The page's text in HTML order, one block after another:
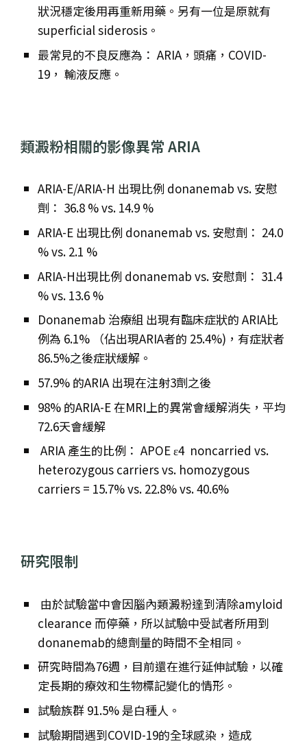
狀況穩定後用再重新用藥。另有一位是原就有
superficial siderosis。
最常見的不良反應為： ARIA，頭痛，COVID-
19， 輸液反應。
類澱粉相關的影像異常 ARIA
ARIA-E/ARIA-H 出現比例 donanemab vs. 安慰
劑： 36.8 % vs. 14.9 %
ARIA-E 出現比例 donanemab vs. 安慰劑： 24.0
% vs. 2.1 %
ARIA-H出現比例 donanemab vs. 安慰劑： 31.4
% vs. 13.6 %
Donanemab 治療組 出現有臨床症狀的 ARIA比
例為 6.1% （佔出現ARIA者的 25.4%)，有症狀者
86.5%之後症狀緩解。
57.9% 的ARIA 出現在注射3劑之後
98% 的ARIA-E 在MRI上的異常會緩解消失，平均
72.6天會緩解
ARIA 產生的比例： APOE ε4 noncarried vs.
heterozygous carriers vs. homozygous
carriers = 15.7% vs. 22.8% vs. 40.6%
研究限制
由於試驗當中會因腦內類澱粉達到清除amyloid
clearance 而停藥，所以試驗中受試者所用到
donanemab的總劑量的時間不全相同。
研究時間為76週，目前還在進行延伸試驗，以確
定長期的療效和生物標記變化的情形。
試驗族群 91.5% 是白種人。
試驗期間遇到COVID-19的全球感染，造成